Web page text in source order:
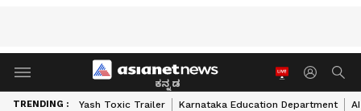
ಕನ್ನಡ
TRENDING : Yash Toxic Trailer Karnataka Education Department